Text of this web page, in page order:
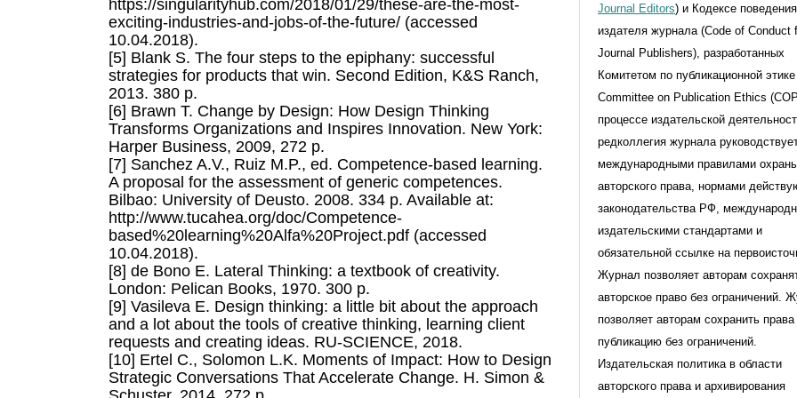
https://singularityhub.com/2018/01/29/these-are-the-most-
exciting-industries-and-jobs-of-the-future/ (accessed
10.04.2018).
[5] Blank S. The four steps to the epiphany: successful
strategies for products that win. Second Edition, K&S Ranch,
2013. 380 p.
[6] Brawn T. Change by Design: How Design Thinking
Transforms Organizations and Inspires Innovation. New York:
Harper Business, 2009, 272 p.
[7] Sanchez A.V., Ruiz M.P., ed. Competence-based learning.
A proposal for the assessment of generic competences.
Bilbao: University of Deusto. 2008. 334 p. Available at:
http://www.tucahea.org/doc/Competence-
based%20learning%20Alfa%20Project.pdf (accessed
10.04.2018).
[8] de Bono E. Lateral Thinking: a textbook of creativity.
London: Pelican Books, 1970. 300 p.
[9] Vasileva E. Design thinking: a little bit about the approach
and a lot about the tools of creative thinking, learning client
requests and creating ideas. RU-SCIENCE, 2018.
[10] Ertel C., Solomon L.K. Moments of Impact: How to Design
Strategic Conversations That Accelerate Change. H. Simon &
Journal Editors) и Кодексе
издателя журнала (Code of Conduct
Journal Publishers), разработанных
Комитетом по публикационной
Committee on Publication Ethics
процессе издательской
редколлегия журнала
международными правилами
авторского права, нормами
законодательства РФ,
издательскими стандартами и
обязательной ссылке на
Журнал позволяет авторам
авторское право без ограничений.
позволяет авторам сохранить права
публикацию без ограничений.
Издательская политика в области
авторского права и архивирования